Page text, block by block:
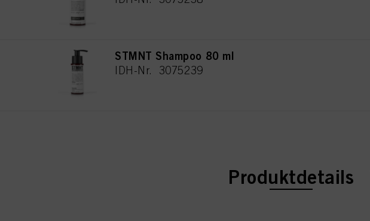
STMNT Shampoo 80 ml
IDH-Nr. 3075239
current tab:
Produktdetails